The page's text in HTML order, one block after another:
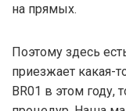
на прямых.
Поэтому здесь
приезжает какая-
BR01 в этом году,